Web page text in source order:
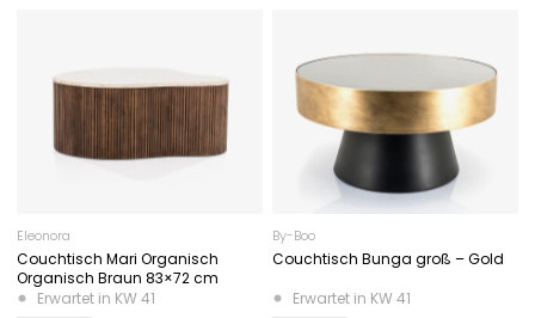
Eleonora
Couchtisch Mari Organisch
Organisch Braun 83×72 cm
Erwartet in KW 41
By-Boo
Couchtisch Bunga groß – Gold
Erwartet in KW 41